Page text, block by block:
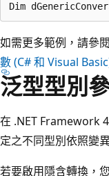
如需更多範例，請參閱
數 (C# 和 Visual
泛型型別
在 .NET Framework
定之不同型別依照變
若要啟用隱含轉換，